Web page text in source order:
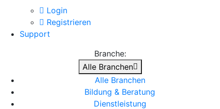
Login
Registrieren
Support
Branche:
Alle Branchen
Alle Branchen
Bildung & Beratung
Dienstleistung